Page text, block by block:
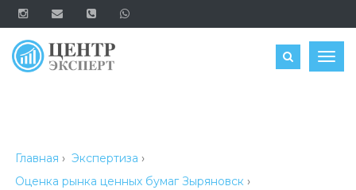
ОЦЕНИТЬ
Главная › Экспертиза ›
Оценка рынка ценных бумаг Зыряновск ›